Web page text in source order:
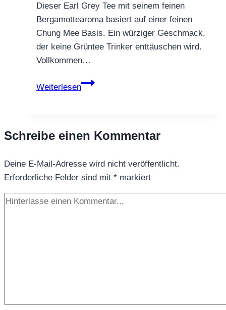
Dieser Earl Grey Tee mit seinem feinen
Bergamottearoma basiert auf einer feinen
Chung Mee Basis. Ein würziger Geschmack,
der keine Grüntee Trinker enttäuschen wird.
Vollkommen…
Weiterlesen
GRÜNTEE
Schreibe einen Kommentar
Deine E-Mail-Adresse wird nicht veröffentlicht.
Erforderliche Felder sind mit * markiert